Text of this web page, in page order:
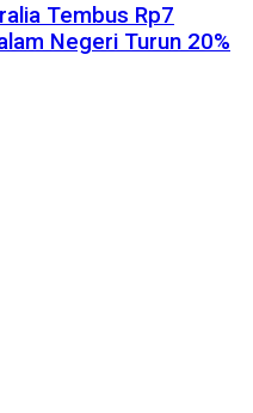
Tembus Rp7
Negeri Turun 20%